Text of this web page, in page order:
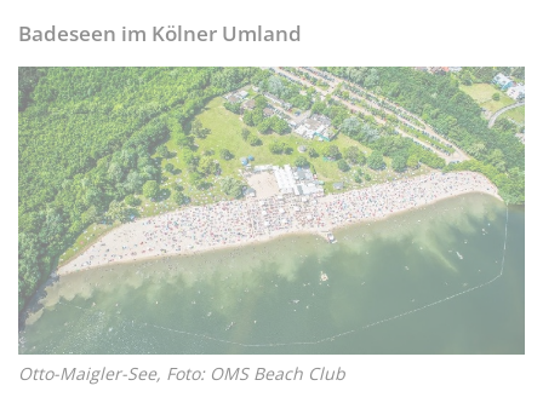
Badeseen im Kölner Umland
Otto-Maigler-See, Foto: OMS Beach Club